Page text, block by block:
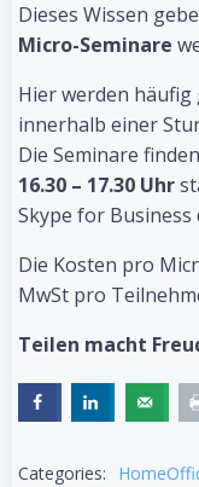
Dieses Wissen
Micro-Seminare
Hier werden
innerhalb einer
Die Seminare
16.30 – 17.30 Uhr
Skype for
Die Kosten pro
MwSt pro
Teilen macht
Categories: